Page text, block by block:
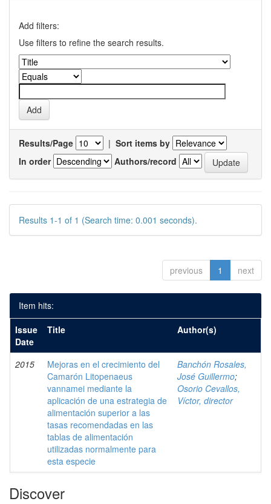
Add filters:
Use filters to refine the search results.
Results/Page | Sort items by
In order
Authors/record
Results 1-1 of 1 (Search time: 0.001 seconds).
previous 1 next
Item hits:
Issue
Date
Title Author(s)
2015
Mejoras en el crecimiento del
Camarón Litopenaeus
vannamei mediante la
aplicación de una estrategia de
alimentación superior a las
tasas recomendadas en las
tablas de alimentación
utilizadas normalmente para
esta especie
Banchón Rosales,
José Guillermo;
Osorio Cevallos,
Víctor, director
Discover